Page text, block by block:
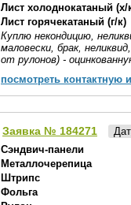
Лист холоднокатаный (х/
Лист горячекатаный (г/к)
Куплю некондицию,
маловески, брак,
от рулонов) -
посмотреть
Заявка № 184271
Сэндвич-панели
Металлочерепица
Штрипс
Фольга